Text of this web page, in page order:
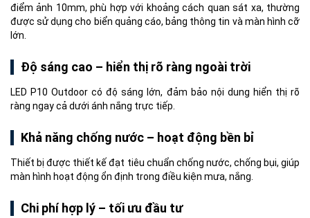
điểm ảnh 10mm, phù hợp với khoảng cách quan sát xa, thường
được sử dụng cho biển quảng cáo, bảng thông tin và màn hình cỡ
lớn.
Độ sáng cao – hiển thị rõ ràng ngoài trời
LED P10 Outdoor có độ sáng lớn, đảm bảo nội dung hiển thị rõ
ràng ngay cả dưới ánh nắng trực tiếp.
Khả năng chống nước – hoạt động bền bỉ
Thiết bị được thiết kế đạt tiêu chuẩn chống nước, chống bụi, giúp
màn hình hoạt động ổn định trong điều kiện mưa, nắng.
Chi phí hợp lý – tối ưu đầu tư